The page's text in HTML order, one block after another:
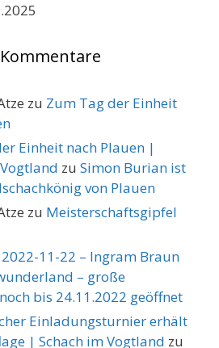
zu Zum Tag der Einheit
Einheit nach Plauen |
zu Simon Burian ist
von Plauen
zu Meisterschaftsgipfel
11-22 – Ingram Braun
– große
bis 24.11.2022 geöffnet
Einladungsturnier erhält
| Schach im Vogtland zu